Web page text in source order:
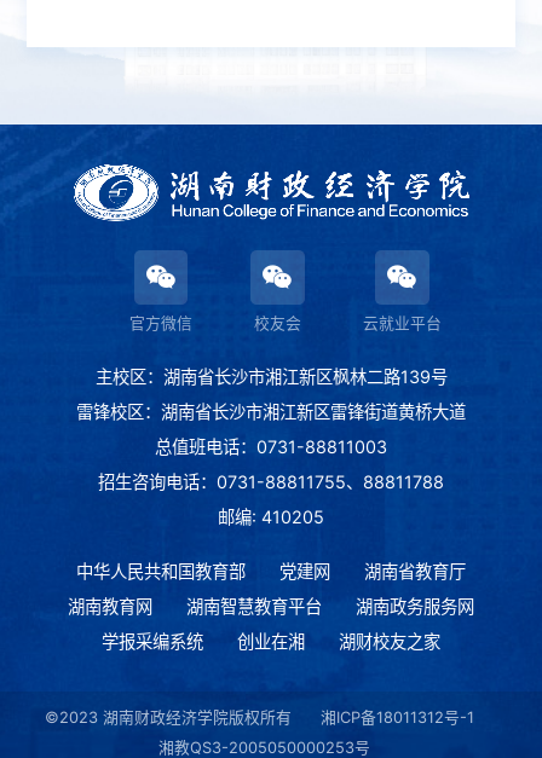
官方微信 校友会 云就业平台
主校区：湖南省长沙市湘江新区枫林二路139号
雷锋校区：湖南省长沙市湘江新区雷锋街道黄桥大道
总值班电话：0731-88811003
招生咨询电话：0731-88811755、88811788
邮编: 410205
中华人民共和国教育部 党建网
湖南省教育厅
湖南教育网
湖南智慧教育平台
湖南政务服务网
学报采编系统
创业在湘 湖财校友之家
©2023 湖南财政经济学院版权所有
湘ICP备18011312号-1
湘教QS3-2005050000253号